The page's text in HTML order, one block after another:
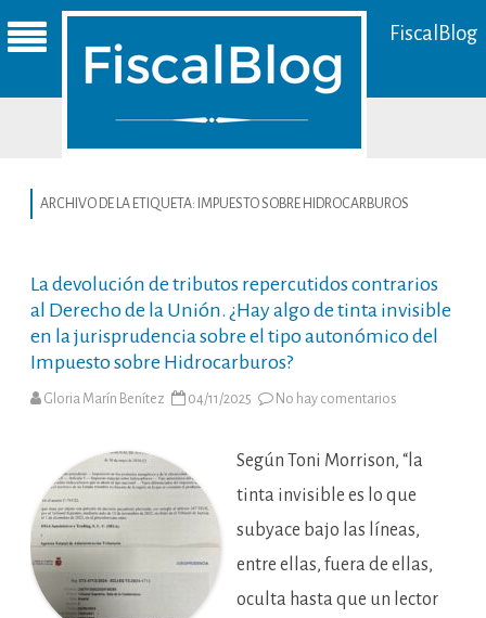
FiscalBlog
ARCHIVO DE LA ETIQUETA: IMPUESTO SOBRE HIDROCARBUROS
La devolución de tributos repercutidos contrarios
al Derecho de la Unión. ¿Hay algo de tinta invisible
en la jurisprudencia sobre el tipo autonómico del
Impuesto sobre Hidrocarburos?
Gloria Marín Benítez 04/11/2025 No hay comentarios
tributos
repercutidos
contrarios
al
de
Unión.
algo
de
Según Toni Morrison, “la
tinta invisible es lo que
subyace bajo las líneas,
entre ellas, fuera de ellas,
oculta hasta que un lector